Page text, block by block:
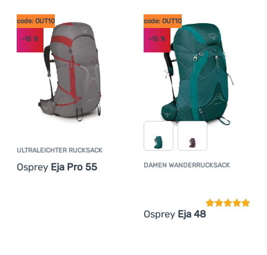
Anmelden /
Registrieren
ULTRALEICHTER RUCKSACK
Osprey Eja Pro 55
code: OUT10
-15 %
DAMEN WANDERRUCKSACK
Osprey Eja 48
code: OUT10
-15%